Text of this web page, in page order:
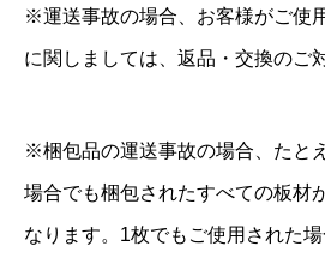
※運送事故の場合、お客様がご使
に関しましては、返品・交換のご
※梱包品の運送事故の場合、たと
場合でも梱包されたすべての板材
なります。1枚でもご使用された